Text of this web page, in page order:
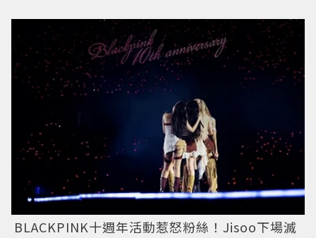
BLACKPINK十週年活動惹怒粉絲！Jisoo下場滅